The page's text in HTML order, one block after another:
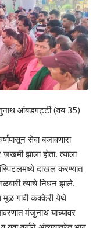
आंबडगट्टी (वय 35)
सेवा बजावणारा
झाला होता. त्याला
दाखल करण्यात
त्याचे निधन झाले.
मूळ गावी कक्केरी येथे
मंजुनाथ याच्यावर